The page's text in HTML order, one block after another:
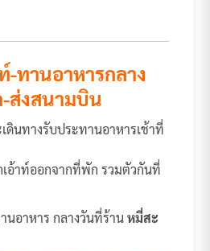
-ทานอาหารกลาง
ส่งสนามบิน
นทางรับประทานอาหารเช้าที่
อ้าท์ออกจากที่พัก รวมตัวกันที่
อาหาร กลางวันที่ร้านหมี่สะ